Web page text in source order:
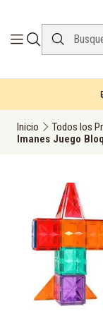
Inicio Todos los
Imanes Juego